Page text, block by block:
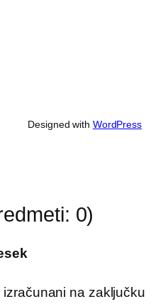
Designed with WordPress
0)
na zaključku